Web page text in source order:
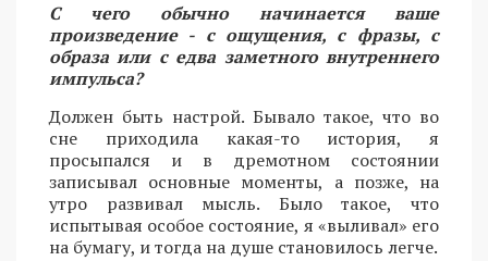
С чего обычно начинается ваше
произведение - с ощущения, с фразы, с
образа или с едва заметного внутреннего
импульса?
Должен быть настрой. Бывало такое, что во
сне приходила какая-то история, я
просыпался и в дремотном состоянии
записывал основные моменты, а позже, на
утро развивал мысль. Было такое, что
испытывая особое состояние, я «выливал» его
на бумагу, и тогда на душе становилось легче.